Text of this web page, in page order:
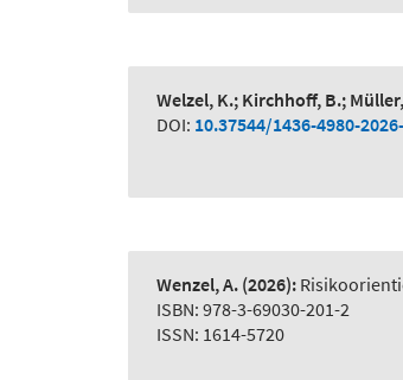
Welzel, K.; Kirchhoff, B.;
DOI: 10.37544/1436-4980-
Wenzel, A. (2026):
ISBN: 978-3-69030-201-2
ISSN: 1614-5720